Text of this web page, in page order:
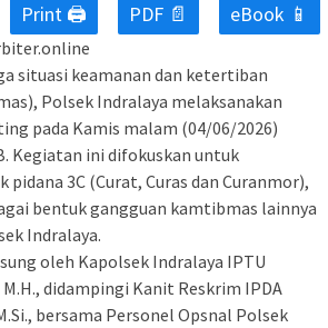
Print 🖨 PDF 📄 eBook 📱
situasi keamanan dan ketertiban
Polsek Indralaya melaksanakan
pada Kamis malam (04/06/2026)
Kegiatan ini difokuskan untuk
3C (Curat, Curas dan Curanmor),
bentuk gangguan kamtibmas lainnya
Indralaya.
oleh Kapolsek Indralaya IPTU
M.H., didampingi Kanit Reskrim IPDA
bersama Personel Opsnal Polsek